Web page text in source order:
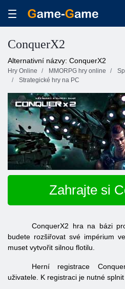
ConquerX2
Alternativní názvy: ConquerX2
Hry Online MMORPG hry online
Strategické hry na PC
Zahrajte si
ConquerX2 hra na bázi
budete rozšiřovat své impérium
muset vytvořit silnou flotilu.
Herní registrace
uživatele. K registraci je nutné